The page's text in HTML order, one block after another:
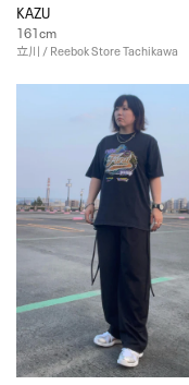
KAZU
161cm
立川 / Reebok Store Tachikawa